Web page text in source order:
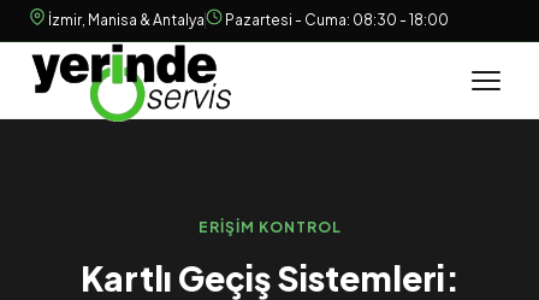
İzmir, Manisa & Antalya Pazartesi - Cuma: 08:30 - 18:00
ERIŞIM KONTROL
Kartlı Geçiş Sistemleri: